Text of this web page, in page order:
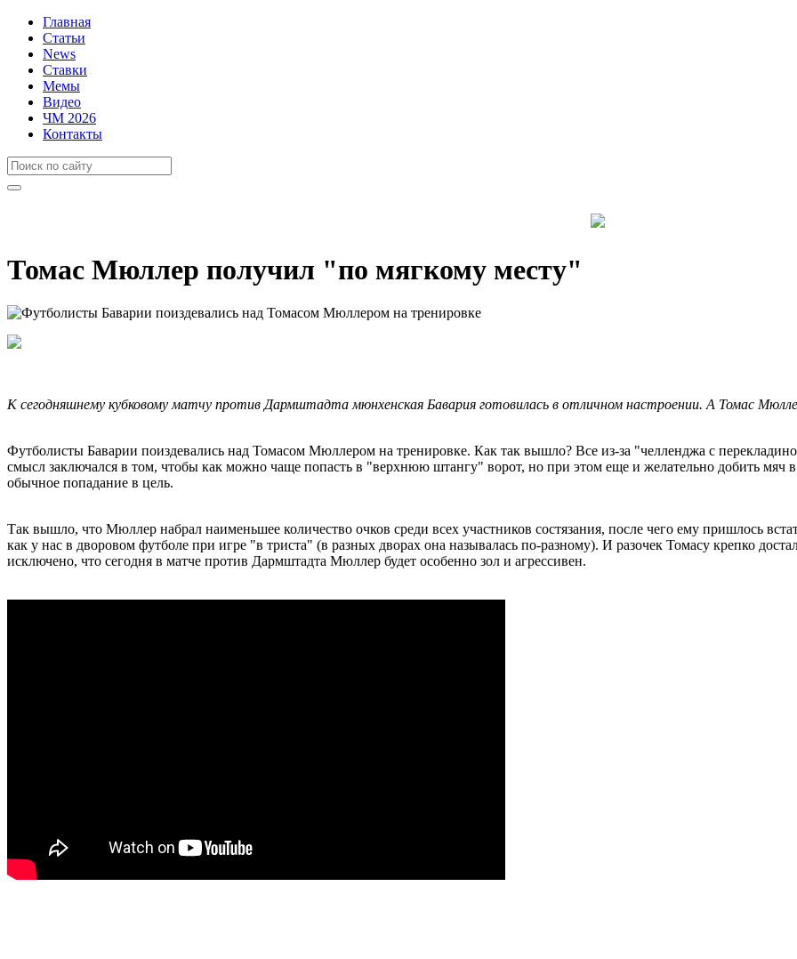
Главная
Статьи
News
Ставки
Мемы
Видео
ЧМ 2026
Контакты
Томас Мюллер получил "по мягкому месту"
К сегодняшнему кубковому матчу против Дармштадта мюнхенская Бавария готовилась в отличном настроении. А Томас
Футболисты Баварии поиздевались над Томасом Мюллером на тренировке. Как так вышло? Все из-за "челленджа с
смысл заключался в том, чтобы как можно чаще попасть в "верхнюю штангу" ворот, но при этом еще и желательно добить мяч в
обычное попадание в цель.
Так вышло, что Мюллер набрал наименьшее количество очков среди всех участников состязания, после чего ему пришлось
как у нас в дворовом футболе при игре "в триста" (в разных дворах она называлась по-разному). И разочек Томасу крепко
исключено, что сегодня в матче против Дармштадта Мюллер будет особенно зол и агрессивен.